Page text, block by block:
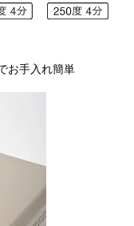
お手入れ簡単